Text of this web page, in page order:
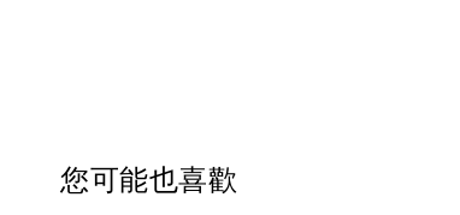
您可能也喜歡